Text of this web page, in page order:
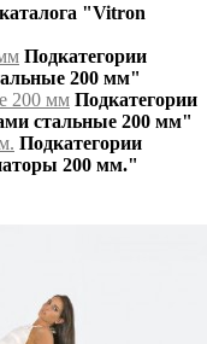
"Vitron
Подкатегории
200 мм"
200 мм Подкатегории
стальные 200 мм"
Подкатегории
200 мм."